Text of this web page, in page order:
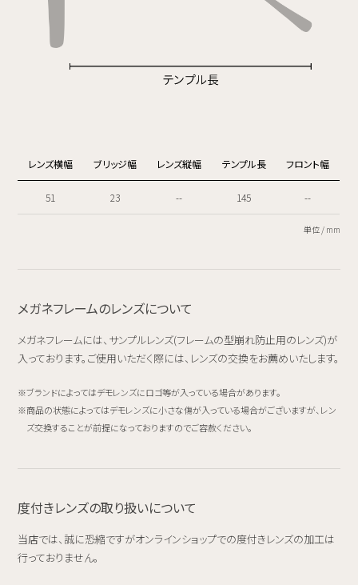
レンズ横幅 ブリッジ幅 レンズ縦幅 テンプル長 フロント幅
51 23 -- 145 --
単位 / mm
メガネフレームのレンズについて
メガネフレームには、サンプルレンズ(フレームの型崩れ防止用のレンズ)が
入っております。ご使用いただく際には、レンズの交換をお薦めいたします。
ブランドによってはデモレンズにロゴ等が入っている場合があります。
商品の状態によってはデモレンズに小さな傷が入っている場合がございますが、レン
ズ交換することが前提になっておりますのでご容赦ください。
度付きレンズの取り扱いについて
当店では、誠に恐縮ですがオンラインショップでの度付きレンズの加工は
行っておりません。